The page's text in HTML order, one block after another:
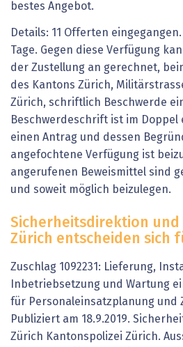
bestes Angebot.
Details: 11 Offerten
Tage. Gegen diese Verfügung
der Zustellung an gerechnet,
des Kantons Zürich,
Zürich, schriftlich Beschwerde
Beschwerdeschrift ist im Doppel
einen Antrag und dessen
angefochtene Verfügung ist
angerufenen Beweismittel sind
und soweit möglich beizulegen.
Sicherheitsdirektion und
Zürich entscheiden sich
Zuschlag 1092231: Lieferung,
Inbetriebsetzung und Wartung
für Personaleinsatzplanung und
Publiziert am 18.9.2019.
Zürich Kantonspolizei Zürich.